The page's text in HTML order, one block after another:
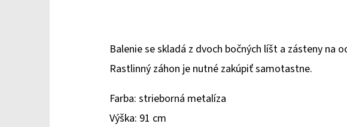
Balenie se skladá z dvoch bočných líšt a zásteny na
Rastlinný záhon je nutné zakúpiť samotastne.
Farba: strieborná metalíza
Výška: 91 cm